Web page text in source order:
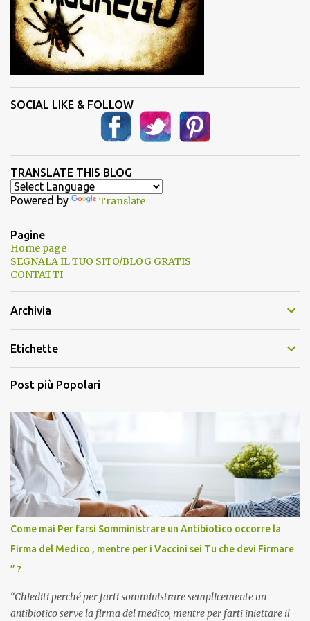
SOCIAL LIKE & FOLLOW
TRANSLATE THIS BLOG
Powered by Translate
Pagine
Home page
SEGNALA IL TUO SITO/BLOG GRATIS
CONTATTI
Archivia
Etichette
Post più Popolari
Come mai Per farsi Somministrare un Antibiotico occorre la
Firma del Medico , mentre per i Vaccini sei Tu che devi Firmare
” ?
“Chiediti perché per farti somministrare semplicemente un
antibiotico serve la firma del medico, mentre per farti iniettare il